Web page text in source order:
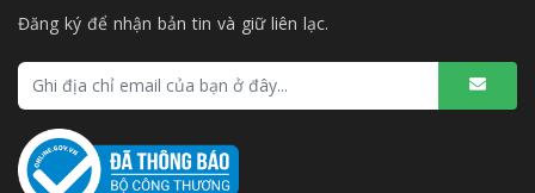
Đăng ký để nhận bản tin và giữ liên lạc.